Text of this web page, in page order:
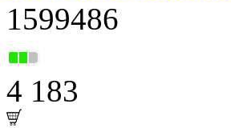
1599486
4 183